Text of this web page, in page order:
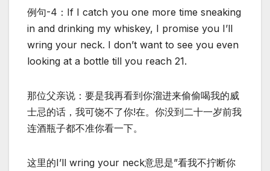
例句-4：If I catch you one more time sneaking
in and drinking my whiskey, I promise you I’ll
wring your neck. I don’t want to see you even
looking at a bottle till you reach 21.
那位父亲说：要是我再看到你溜进来偷偷喝我的威
士忌的话，我可饶不了你!在。你没到二十一岁前我
连酒瓶子都不准你看一下。
这里的I’ll wring your neck意思是”看我不拧断你